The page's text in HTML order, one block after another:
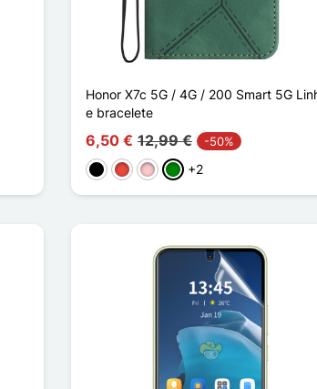
Honor X7c 5G / 4G / 200 Smart 5G
e bracelete
6,50 € 12,99 € -50%
PretoVermelho
RosaVerde
+2